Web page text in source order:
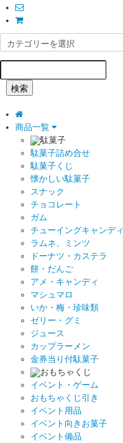
検索
商品一覧
駄菓子
駄菓子詰め合せ
駄菓子くじ
懐かしい駄菓子
スナック
チョコレート
ガム
チューイングキャンディ
ラムネ、ミンツ
ドーナツ・カステラ
餅・だんご
アメ・キャンディ
マシュマロ
いか・梅・珍味類
ゼリー・グミ
ジュース
カップラーメン
金券当り付駄菓子
おもちゃくじ
イベント・ゲーム
おもちゃくじ引き
イベント用品
イベント向きお菓子
イベント備品